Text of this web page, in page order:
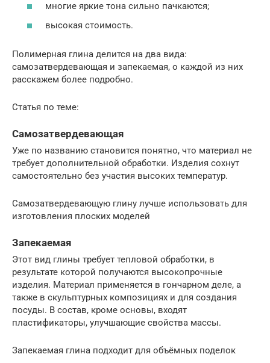
многие яркие тона сильно пачкаются;
высокая стоимость.
Полимерная глина делится на два вида:
самозатвердевающая и запекаемая, о каждой из них
расскажем более подробно.
Статья по теме:
Самозатвердевающая
Уже по названию становится понятно, что материал не
требует дополнительной обработки. Изделия сохнут
самостоятельно без участия высоких температур.
Самозатвердевающую глину лучше использовать для
изготовления плоских моделей
Запекаемая
Этот вид глины требует тепловой обработки, в
результате которой получаются высокопрочные
изделия. Материал применяется в гончарном деле, а
также в скульптурных композициях и для создания
посуды. В состав, кроме основы, входят
пластификаторы, улучшающие свойства массы.
Запекаемая глина подходит для объёмных поделок